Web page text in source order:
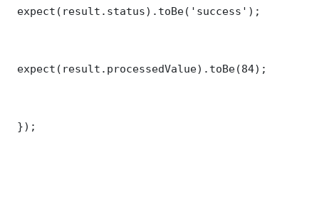
expect(result.status).toBe('success');
expect(result.processedValue).toBe(84);
});